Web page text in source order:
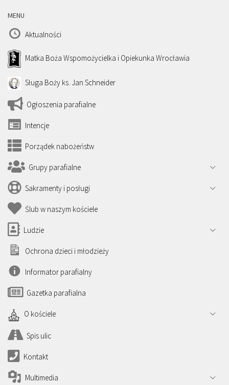
MENU
Aktualności
Matka Boża Wspomożycielka i Opiekunka Wrocławia
Sługa Boży ks. Jan Schneider
Ogłoszenia parafialne
Intencje
Porządek nabożeństw
Grupy parafialne
Sakramenty i posługi
Ślub w naszym kościele
Ludzie
Ochrona dzieci i młodzieży
Informator parafialny
Gazetka parafialna
O kościele
Spis ulic
Kontakt
Multimedia